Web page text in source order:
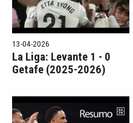
13-04-2026
La Liga: Levante 1 - 0
Getafe (2025-2026)